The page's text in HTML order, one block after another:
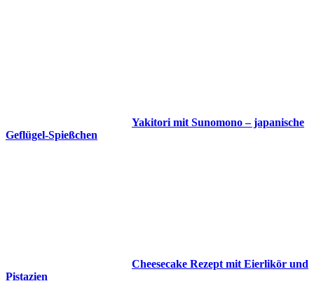
Yakitori mit Sunomono – japanische
Geflügel-Spießchen
Cheesecake Rezept mit Eierlikör und
Pistazien